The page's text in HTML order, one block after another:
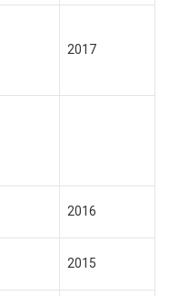
2017
2016
2015